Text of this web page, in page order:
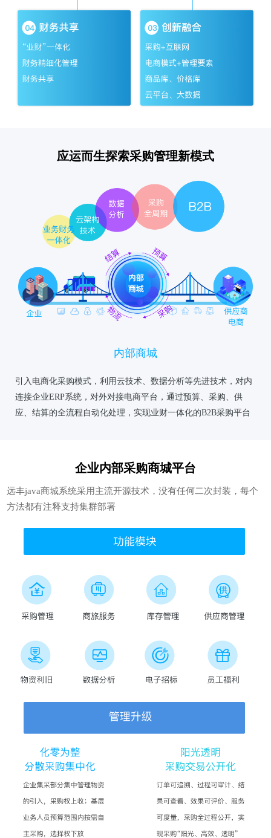
应运而生探索采购管理新模式
内部商城
引入电商化采购模式，利用云技术、数据分析等先进技术，对内
连接企业ERP系统，对外对接电商平台，通过预算、采购、供
应、结算的全流程自动化处理，实现业财一体化的B2B采购平台
企业内部采购商城平台
远丰java商城系统采用主流开源技术，没有任何二次封装，每个
方法都有注释支持集群部署